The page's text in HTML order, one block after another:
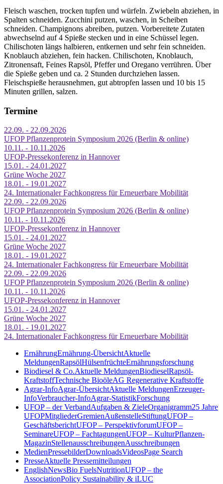
Fleisch waschen, trocken tupfen und würfeln. Zwiebeln abziehen, in
Spalten schneiden. Zucchini putzen, waschen, in Scheiben
schneiden. Champignons abreiben, putzen. Vorbereitete Zutaten
abwechselnd auf 4 Spieße stecken und in eine Schüssel legen.
Chilischoten längs halbieren, entkernen und sehr fein schneiden.
Knoblauch abziehen, fein hacken. Chilischoten, Knoblauch,
Zitronensaft, Feines Rapsöl, Pfeffer und Oregano verrühren. Über
die Spieße geben und ca. 2 Stunden durchziehen lassen.
Fleischspieße herausnehmen, gut abtropfen lassen und 10 bis 15
Minuten grillen, salzen.
Termine
22.09. - 22.09.2026
UFOP Pflanzenprotein Symposium 2026 (Berlin & online)
10.11. - 10.11.2026
UFOP-Pressekonferenz in Hannover
15.01. - 24.01.2027
Grüne Woche 2027
18.01. - 19.01.2027
24. Internationaler Fachkongress für Erneuerbare Mobilität
22.09. - 22.09.2026
UFOP Pflanzenprotein Symposium 2026 (Berlin & online)
10.11. - 10.11.2026
UFOP-Pressekonferenz in Hannover
15.01. - 24.01.2027
Grüne Woche 2027
18.01. - 19.01.2027
24. Internationaler Fachkongress für Erneuerbare Mobilität
22.09. - 22.09.2026
UFOP Pflanzenprotein Symposium 2026 (Berlin & online)
10.11. - 10.11.2026
UFOP-Pressekonferenz in Hannover
15.01. - 24.01.2027
Grüne Woche 2027
18.01. - 19.01.2027
24. Internationaler Fachkongress für Erneuerbare Mobilität
ErnährungErnährung-ÜbersichtAktuelle
MeldungenRapsölHülsenfrüchteErnährungsforschung
Biodiesel & Co.Aktuelle MeldungenBiodieselRapsöl-
KraftstoffTechnische BioöleAG Regenerative Kraftstoffe
Agrar-InfoAgrar-ÜbersichtAktuelle MeldungenErzeuger-
InfoVerbraucher-InfoAgrar-StatistikForschung
UFOP – der VerbandAufgaben & ZieleOrganigramm25 Jahre
UFOPMitgliederGremienAußenstelleStiftungUFOP –
GeschäftsberichtUFOP – PerspektivforumUFOP –
SeminareUFOP – FachtagungenUFOP – KulturPflanzen-
MagazinStellenausschreibungenAusschreibungen
MedienPressebilderDownloadsVideosPage Search
PresseAktuelle Pressemitteilungen
EnglishNewsBio FuelsNutritionUFOP – the
AssociationPolicy Sustainability & iLUC